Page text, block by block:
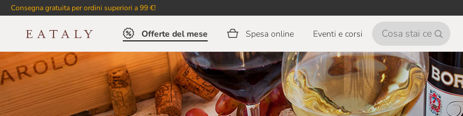
Consegna gratuita per ordini superiori a 99 €!
Offerte del mese Spesa online Eventi e corsi